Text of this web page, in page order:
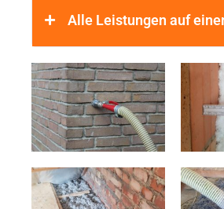
Alle Leistungen auf